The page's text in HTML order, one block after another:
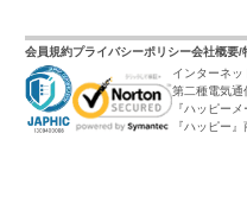
会員規約プライバシーポリシー会社概要/
インターネ
第二種電気通
『ハッピー
『ハッピー